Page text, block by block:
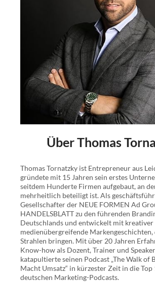
wohl oder übel auch mehr Fehler
Durchschnitt. Fehler gehören also auf
Sei offen und mutig!
Fehlern sollten wir nicht mit Furcht,
und Lernbereitschaft begegnen. Denn
Mal eine Gelegenheit, aus Erfahrungen
unsere unternehmerischen Träume zu
letztendlich erfolgreich zu sein.
Dieses Buch hilft dir, deine eigene
In „Von Rückschlägen zu
häufigsten Fehler von Selbstständigen
und wie du sie vermeidest“ vermittelt
dass Fehler wertvolle Lernchancen
Inspiration, Orientierung und
jene, die zielgerichtet auf ihren Erfolg
Mit diesem einzigartigen Buch lernst
wie die Realität des
Über Thomas
Thomas Tornatzky ist Entrepreneur aus
gründete mit 15 Jahren sein erstes
seitdem Hunderte Firmen aufgebaut, an
mehrheitlich beteiligt ist. Als
Gesellschafter der NEUE FORMEN Ad
HANDELSBLATT zu den führenden
Deutschlands und entwickelt mit kreativer
medienübergreifende Markengeschichten,
Strahlen bringen. Mit über 20 Jahren
Know-how als Dozent, Trainer und
katapultierte seinen Podcast „The Walk of
Macht Umsatz“ in kürzester Zeit in die Top
deutschen Marketing-Podcasts.